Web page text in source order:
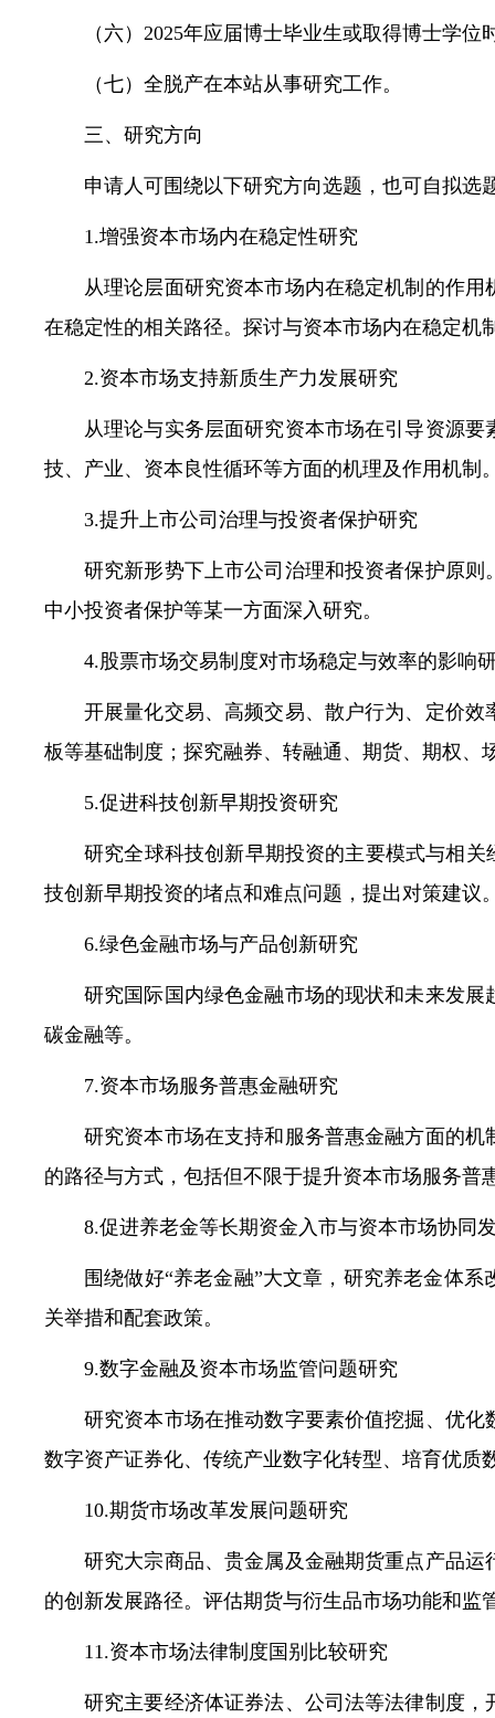
（六）2025年应届博士毕业生或取得博士学
（七）全脱产在本站从事研究工作。
三、研究方向
申请人可围绕以下研究方向选题，也可自拟选
1.增强资本市场内在稳定性研究
从理论层面研究资本市场内在稳定机制的作
在稳定性的相关路径。探讨与资本市场内在稳定机
2.资本市场支持新质生产力发展研究
从理论与实务层面研究资本市场在引导资源
技、产业、资本良性循环等方面的机理及作用机
3.提升上市公司治理与投资者保护研究
研究新形势下上市公司治理和投资者保护原
中小投资者保护等某一方面深入研究。
4.股票市场交易制度对市场稳定与效率的影响
开展量化交易、高频交易、散户行为、定价
板等基础制度；探究融券、转融通、期货、期权、
5.促进科技创新早期投资研究
研究全球科技创新早期投资的主要模式与相
技创新早期投资的堵点和难点问题，提出对策建议
6.绿色金融市场与产品创新研究
研究国际国内绿色金融市场的现状和未来发
碳金融等。
7.资本市场服务普惠金融研究
研究资本市场在支持和服务普惠金融方面的
的路径与方式，包括但不限于提升资本市场服务普
8.促进养老金等长期资金入市与资本市场协同
围绕做好“养老金融”大文章，研究养老金体
关举措和配套政策。
9.数字金融及资本市场监管问题研究
研究资本市场在推动数字要素价值挖掘、优
数字资产证券化、传统产业数字化转型、培育优质
10.期货市场改革发展问题研究
研究大宗商品、贵金属及金融期货重点产品
的创新发展路径。评估期货与衍生品市场功能和监
11.资本市场法律制度国别比较研究
研究主要经济体证券法、公司法等法律制度